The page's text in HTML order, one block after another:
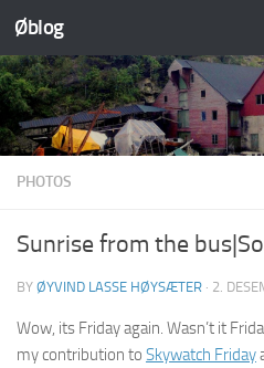
Skip to content
Øblog
PHOTOS
Sunrise from the
BY ØYVIND LASSE HØYSÆTER · 2.
Wow, its Friday again. Wasn’t it
my contribution to Skywatch Friday